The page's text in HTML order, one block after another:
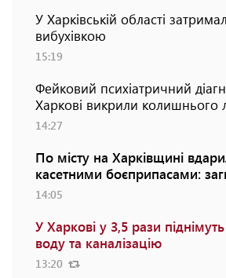
У Харківській області
вибухівкою
15:19
Фейковий психіатричний
Харкові викрили колишнього
14:27
По місту на Харківщині
касетними боєприпасами:
14:05
У Харкові у 3,5 рази
воду та каналізацію
13:20